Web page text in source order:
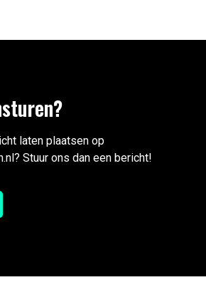
laten plaatsen op
Stuur ons dan een bericht!